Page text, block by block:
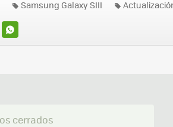
WHATSAPP
Samsung Galaxy SIII
cerrados